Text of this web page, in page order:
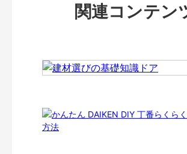
関連コンテン